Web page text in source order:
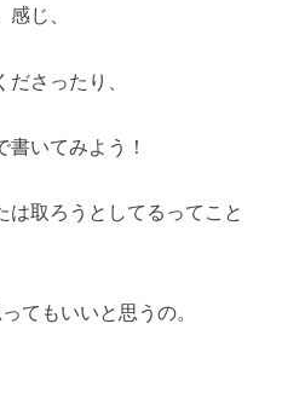
じ、
さったり、
いてみよう！
は取ろうとしてるってこと
てもいいと思うの。